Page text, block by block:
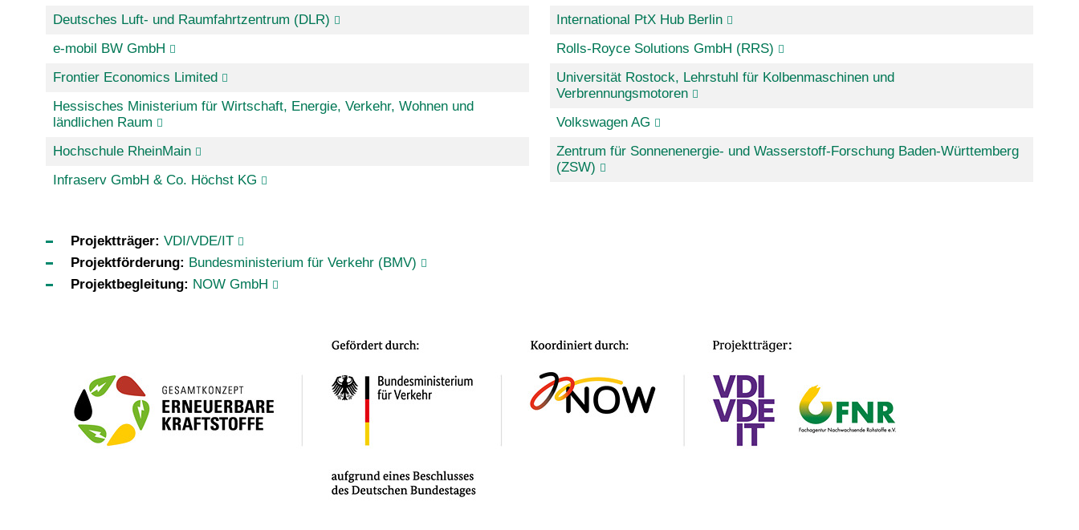
Deutsches Luft- und Raumfahrtzentrum (DLR)
e-mobil BW GmbH
Frontier Economics Limited
Hessisches Ministerium für Wirtschaft, Energie, Verkehr, Wohnen und
ländlichen Raum
Hochschule RheinMain
Infraserv GmbH & Co. Höchst KG
International PtX Hub Berlin
Rolls-Royce Solutions GmbH (RRS)
Universität Rostock, Lehrstuhl für Kolbenmaschinen und
Verbrennungsmotoren
Volkswagen AG
Zentrum für Sonnenenergie- und Wasserstoff-Forschung Baden-Württemberg
(ZSW)
Projektträger: VDI/VDE/IT
Projektförderung: Bundesministerium für Verkehr (BMV)
Projektbegleitung: NOW GmbH